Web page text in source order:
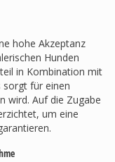
hohe Akzeptanz
Hunden
in Kombination mit
sorgt für einen
wird. Auf die Zugabe
um eine